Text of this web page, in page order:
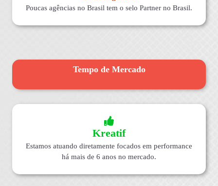
Poucas agências no Brasil tem o selo Partner no Brasil.
Tempo de Mercado
Kreatif
Estamos atuando diretamente focados em performance
há mais de 6 anos no mercado.